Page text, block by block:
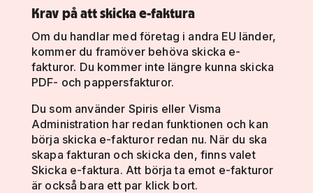
Krav på att skicka e-faktura
Om du handlar med företag i andra EU länder,
kommer du framöver behöva skicka e-
fakturor. Du kommer inte längre kunna skicka
PDF- och pappersfakturor.
Du som använder Spiris eller Visma
Administration har redan funktionen och kan
börja skicka e-fakturor redan nu. När du ska
skapa fakturan och skicka den, finns valet
Skicka e-faktura. Att börja ta emot e-fakturor
är också bara ett par klick bort.